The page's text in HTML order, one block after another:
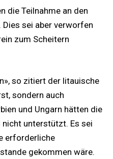
die Teilnahme an den
sei aber verworfen
zum Scheitern
so zitiert der litauische
sondern auch
und Ungarn hätten die
nicht unterstützt. Es sei
erforderliche
gekommen wäre.